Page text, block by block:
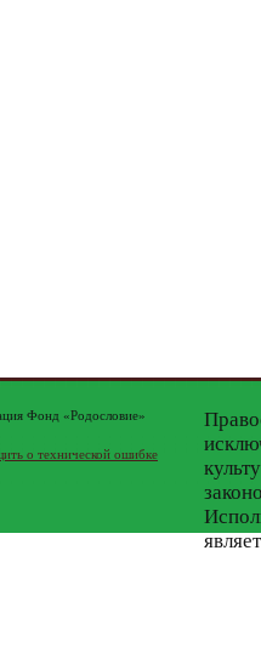
Фонд «Родословие»
о технической ошибке